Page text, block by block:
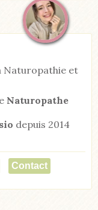
Naturopathie et
Naturopathe
depuis 2014
Contact